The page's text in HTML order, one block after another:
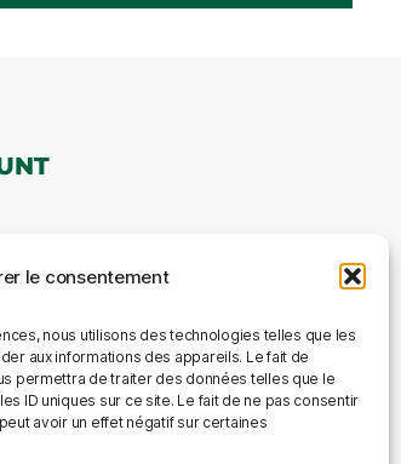
le consentement
nous utilisons des technologies telles que les
aux informations des appareils. Le fait de
permettra de traiter des données telles que le
ID uniques sur ce site. Le fait de ne pas consentir
avoir un effet négatif sur certaines